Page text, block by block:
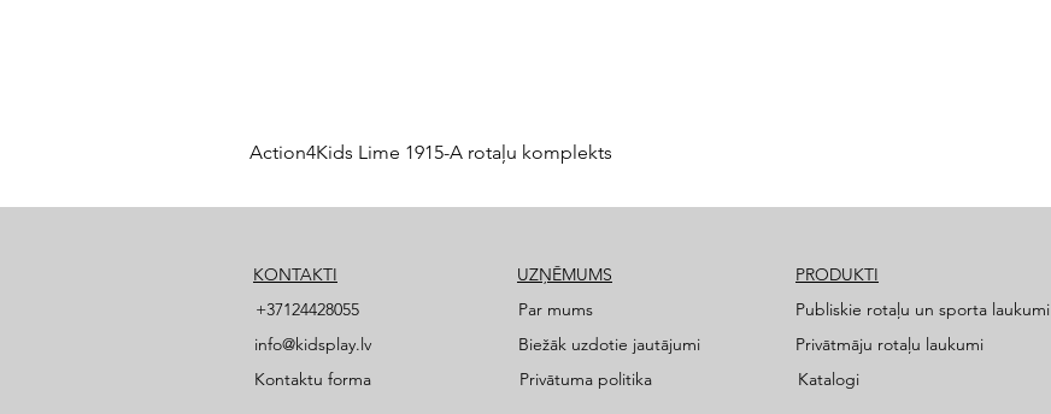
Action4Kids Lime 1915-A rotaļu komplekts
KONTAKTI
+37124428055
info@kidsplay.lv
Kontaktu forma
UZŅĒMUMS
Par mums
Biežāk uzdotie jautājumi
Privātuma politika
PRODUKTI
Publiskie rotaļu un sporta laukumi
Privātmāju rotaļu laukumi
Katalogi